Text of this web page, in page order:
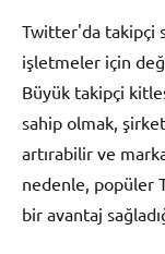
Twitter'da takipçi
işletmeler için
Büyük takipçi
sahip olmak,
artırabilir ve
nedenle, popüler
bir avantaj